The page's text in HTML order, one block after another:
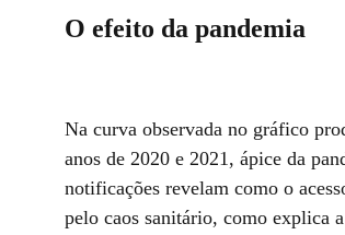
O efeito da pandemia
Na curva observada no gráfico
anos de 2020 e 2021, ápice da
notificações revelam como o
pelo caos sanitário, como explica